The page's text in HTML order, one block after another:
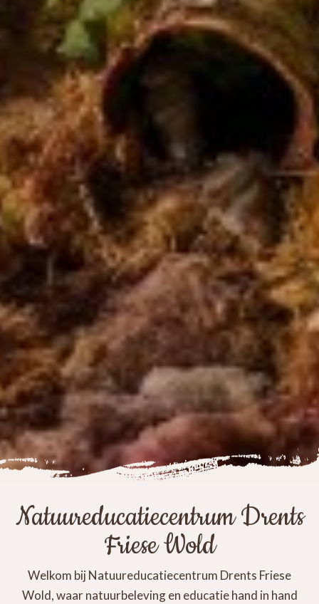
Natuureducatiecentrum Drents
Friese Wold
Welkom bij Natuureducatiecentrum Drents Friese
Wold, waar natuurbeleving en educatie hand in hand